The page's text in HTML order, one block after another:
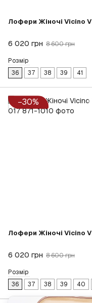
Лофери Жіночі Vicino V
6 020 грн 8 600 грн
Розмір
36
37 38 39 41
−30%
Лофери Жіночі Vicino V
6 020 грн 8 600 грн
Розмір
36
37 38 39 40